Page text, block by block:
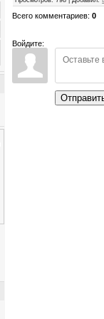
Всего комментариев:0
Войдите: